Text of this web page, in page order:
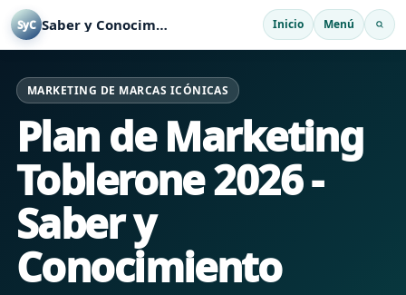
SyC Saber y Conocimiento Inicio Menú
MARKETING DE MARCAS ICÓNICAS
Plan de Marketing
Toblerone 2026 -
Saber y
Conocimiento